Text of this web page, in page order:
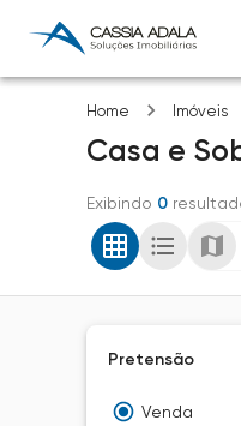
Home Imóveis
Casa e
Exibindo 0
Pretensão
Venda